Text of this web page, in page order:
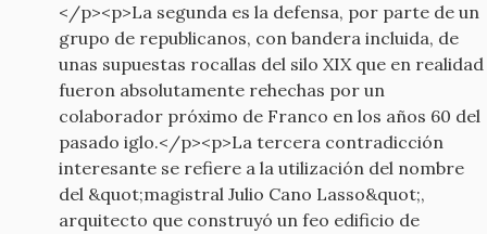
</p><p>La segunda es la defensa, por parte de un
grupo de republicanos, con bandera incluida, de
unas supuestas rocallas del silo XIX que en realidad
fueron absolutamente rehechas por un
colaborador próximo de Franco en los años 60 del
pasado iglo.</p><p>La tercera contradicción
interesante se refiere a la utilización del nombre
del &quot;magistral Julio Cano Lasso&quot;,
arquitecto que construyó un feo edificio de